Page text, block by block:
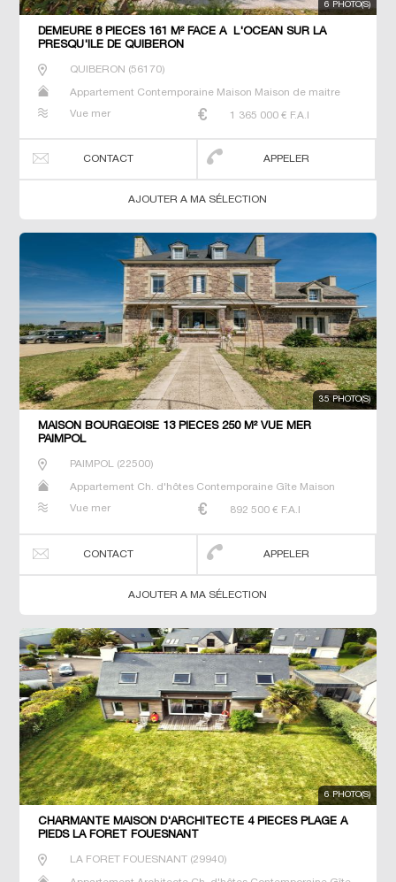
6 PHOTO(S)
DEMEURE 8 PIECES 161 M² FACE A L'OCEAN SUR LA
PRESQU'ILE DE QUIBERON
QUIBERON (56170)
Appartement Contemporaine Maison Maison de maitre
Vue mer
1 365 000 € F.A.I
CONTACT APPELER
AJOUTER A MA SÉLECTION
35 PHOTO(S)
MAISON BOURGEOISE 13 PIECES 250 M² VUE MER
PAIMPOL
PAIMPOL(22500)
Appartement Ch. d'hôtes Contemporaine Gîte Maison
Vue mer
892 500 € F.A.I
CONTACT APPELER
AJOUTER A MA SÉLECTION
6 PHOTO(S)
CHARMANTE MAISON D'ARCHITECTE 4 PIECES PLAGE A
PIEDS LA FORET FOUESNANT
LA FORET FOUESNANT(29940)